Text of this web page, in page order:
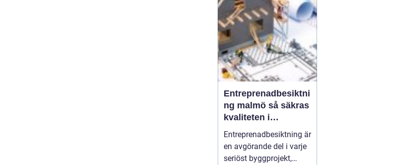
fastighetsägare i
regionen tittar på hur de
kan byta från direktver...
Entreprenadbesiktni
ng malmö så säkras
kvaliteten i
byggprojekt
Entreprenadbesiktning är
en avgörande del i varje
seriöst byggprojekt,